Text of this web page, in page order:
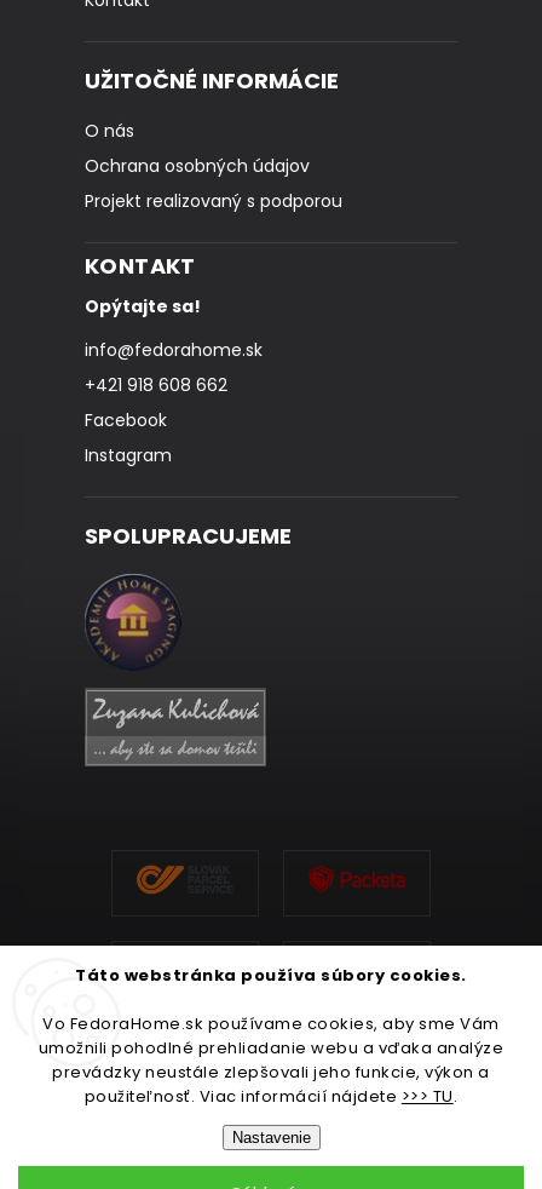
Táto webstránka používa súbory cookies.
Vo FedoraHome.sk používame cookies, aby sme Vám
umožnili pohodlné prehliadanie webu a vďaka analýze
prevádzky neustále zlepšovali jeho funkcie, výkon a
použiteľnosť. Viac informácií nájdete >>> TU.
Nastavenie
UŽITOČNÉ INFORMÁCIE
O nás
Ochrana osobných údajov
Projekt realizovaný s podporou
KONTAKT
Opýtajte sa!
info@fedorahome.sk
+421 918 608 662
Facebook
Instagram
SPOLUPRACUJEME